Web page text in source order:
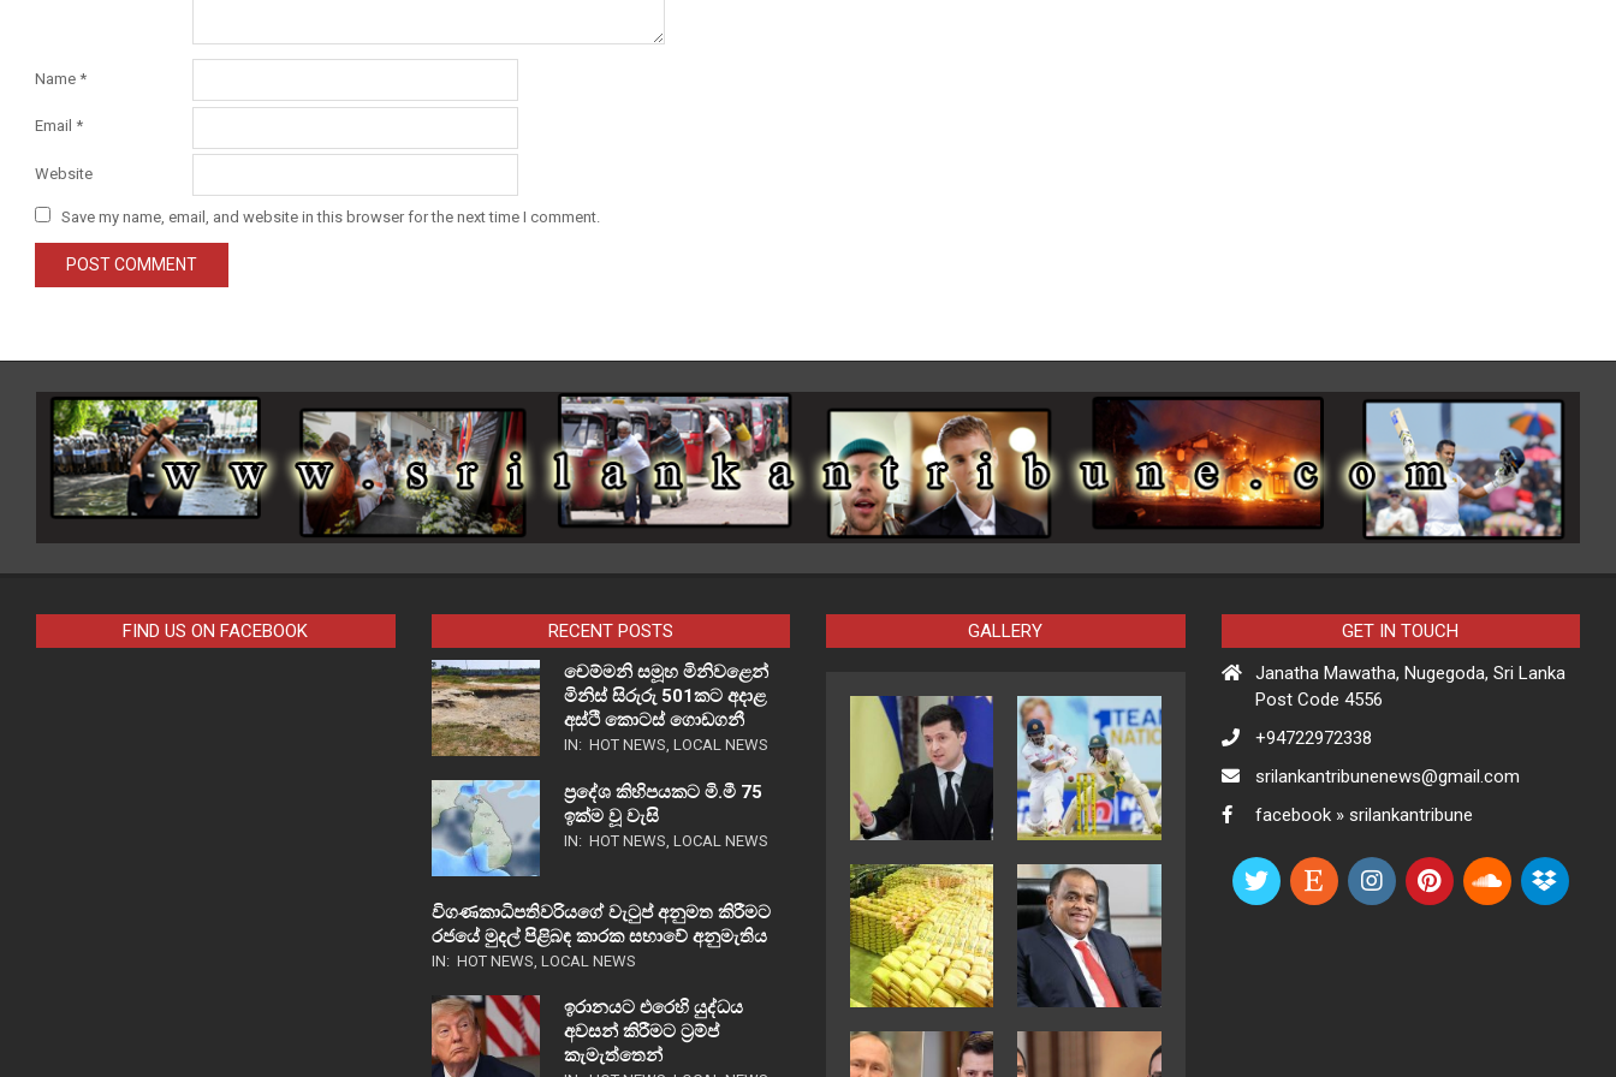
Name *
Email *
Website
Save my name, email, and website in this browser for the next time I comment.
FIND US ON FACEBOOK
RECENT POSTS
චෙම්මනි සමූහ මිනිවළෙන්
මිනිස් සිරුරු 501කට අදාළ
අස්ථි කොටස් ගොඩගනී
IN: HOT NEWS, LOCAL NEWS
ප්‍රදේශ කිහිපයකට මි.මී 75
ඉක්ම වූ වැසි
IN: HOT NEWS, LOCAL NEWS
විගණකාධිපතිවරියගේ වැටුප් අනුමත කිරීමට
රජයේ මුදල් පිළිබඳ කාරක සභාවේ අනුමැතිය
IN: HOT NEWS, LOCAL NEWS
ඉරානයට එරෙහි යුද්ධය
අවසන් කිරීමට ට්‍රම්ප්
කැමැත්තෙන්
GALLERY
GET IN TOUCH
Janatha Mawatha, Nugegoda, Sri Lanka
Post Code 4556
+94722972338
srilankantribunenews@gmail.com
facebook » srilankantribune